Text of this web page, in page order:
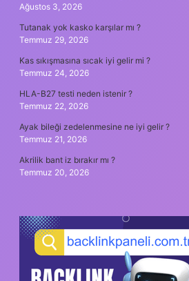
Ağustos 3, 2026
Tutanak yok kasko karşılar mı ?
Temmuz 29, 2026
Kas sıkışmasına sıcak iyi gelir mi ?
Temmuz 24, 2026
HLA-B27 testi neden istenir ?
Temmuz 22, 2026
Ayak bileği zedelenmesine ne iyi gelir ?
Temmuz 21, 2026
Akrilik bant iz bırakır mı ?
Temmuz 20, 2026